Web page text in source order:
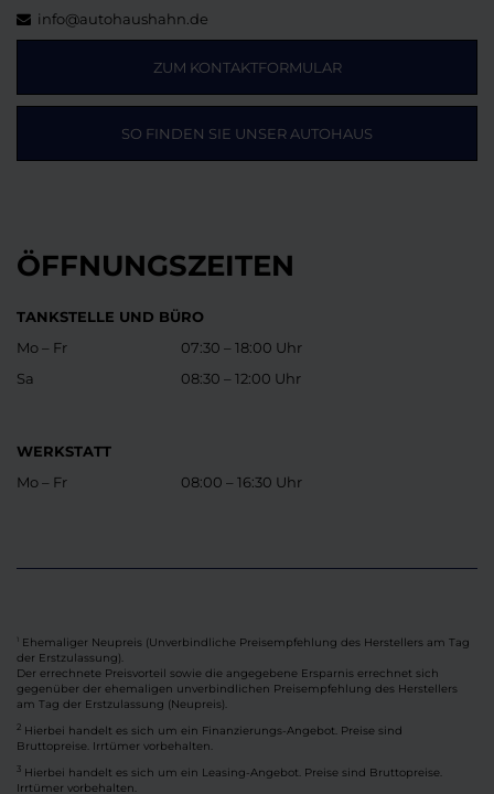
info@autohaushahn.de
ZUM KONTAKTFORMULAR
SO FINDEN SIE UNSER AUTOHAUS
ÖFFNUNGSZEITEN
TANKSTELLE UND BÜRO
Mo – Fr
Sa
07:30 – 18:00 Uhr
08:30 – 12:00 Uhr
WERKSTATT
Mo – Fr
08:00 – 16:30 Uhr
Ehemaliger Neupreis (Unverbindliche Preisempfehlung des Herstellers am Tag
der Erstzulassung).
Der errechnete Preisvorteil sowie die angegebene Ersparnis errechnet sich
gegenüber der ehemaligen unverbindlichen Preisempfehlung des Herstellers
am Tag der Erstzulassung (Neupreis).
2 Hierbei handelt es sich um ein Finanzierungs-Angebot. Preise sind
Bruttopreise. Irrtümer vorbehalten.
3 Hierbei handelt es sich um ein Leasing-Angebot. Preise sind Bruttopreise.
Irrtümer vorbehalten.